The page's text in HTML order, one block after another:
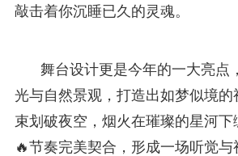
敲击着你沉睡已久的灵魂。
舞台设计更是今年的一大亮点
光与自然景观，打造出如梦似境
束划破夜空，烟火在璀璨的星河下
🔥节奏完美契合，形成一场听觉与